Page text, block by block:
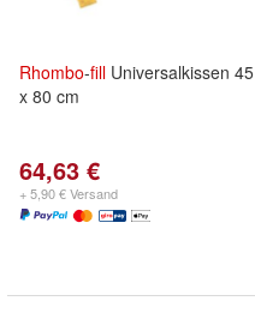
Rhombo-fill Universalkissen 45
x 80 cm
64,63 €
+ 5,90 € Versand